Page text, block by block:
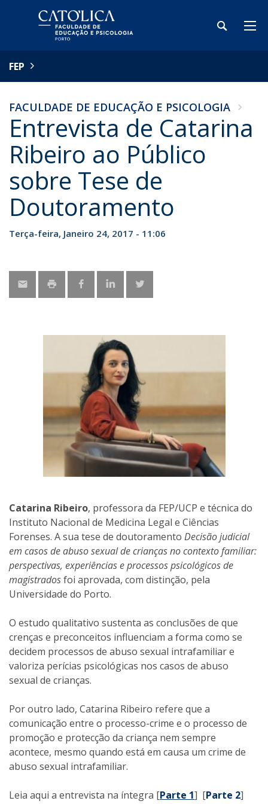
FEP
FACULDADE DE EDUCAÇÃO E PSICOLOGIA
Entrevista de Catarina
Ribeiro ao Público
sobre Tese de
Doutoramento
Terça-feira, Janeiro 24, 2017 - 11:06
Catarina Ribeiro, professora da FEP/UCP e técnica do
Instituto Nacional de Medicina Legal e Ciências
Forenses. A sua tese de doutoramento Decisão judicial
em casos de abuso sexual de crianças no contexto familiar:
perspectivas, experiências e processos psicológicos de
magistradosfoi aprovada, com distinção, pela
Universidade do Porto.
O estudo qualitativo sustenta as conclusões de que
crenças e preconceitos influenciam a forma como se
decidem processos de abuso sexual intrafamiliar e
valoriza perícias psicológicas nos casos de abuso
sexual de crianças.
Por outro lado, Catarina Ribeiro refere que a
comunicação entre o processo-crime e o processo de
promoção e protecção da criança nem sempre
acontece, mesmo quando está em causa um crime de
abuso sexual intrafamiliar.
Leia aqui a entrevista na íntegra [Parte 1] [Parte 2]